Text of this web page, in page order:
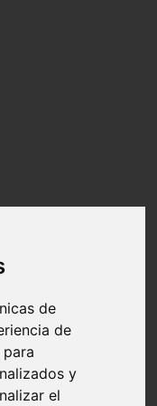
de
de
y
el